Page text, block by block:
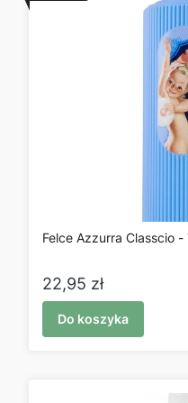
Felce Azzurra Classcio
Cena
22,95 zł
Do koszyka